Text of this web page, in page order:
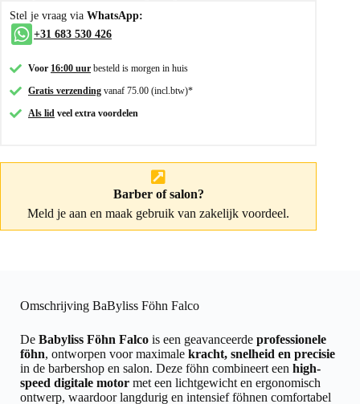
Stel je vraag via WhatsApp:
+31 683 530 426
Voor 16:00 uur besteld is morgen in huis
Gratis verzending vanaf 75.00 (incl.btw)*
Als lid veel extra voordelen
Barber of salon?
Meld je aan en maak gebruik van zakelijk voordeel.
Omschrijving BaByliss Föhn Falco
De Babyliss Föhn Falco is een geavanceerde professionele
föhn, ontworpen voor maximale kracht, snelheid en precisie
in de barbershop en salon. Deze föhn combineert een high-
speed digitale motor met een lichtgewicht en ergonomisch
ontwerp, waardoor langdurig en intensief föhnen comfortabel